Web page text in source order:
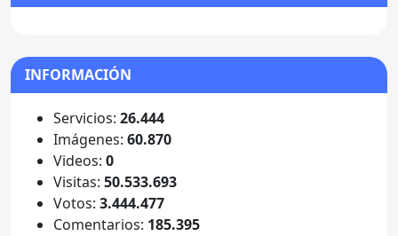
INFORMACIÓN
Servicios: 26.444
Imágenes: 60.870
Videos: 0
Visitas: 50.533.693
Votos: 3.444.477
Comentarios: 185.395